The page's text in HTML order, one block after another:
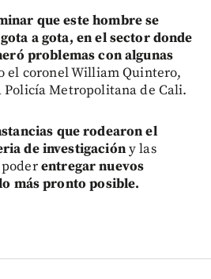
que este hombre se
a gota, en el sector donde
problemas con algunas
el coronel William Quintero,
Policía Metropolitana de Cali.
que rodearon el
de investigacióny las
entregar nuevos
más pronto posible.